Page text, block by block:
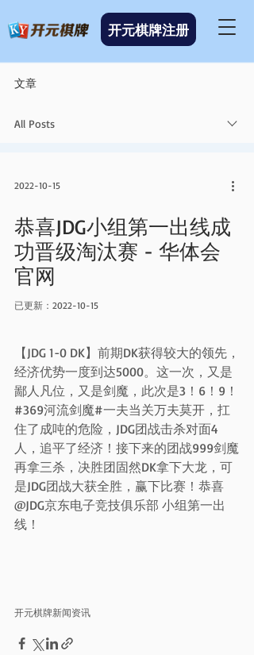
开元棋牌注册
文章
All Posts
2022-10-15
恭喜JDG小组第一出线成
功晋级淘汰赛 - 华体会
官网
已更新： 2022-10-15
【JDG 1-0 DK】前期DK获得较大的领先，
经济优势一度到达5000。这一次，又是
鄙人凡位，又是剑魔，此次是3！6！9！
#369河流剑魔#一夫当关万夫莫开，扛
住了成吨的危险，JDG团战击杀对面4
人，追平了经济！接下来的团战999剑魔
再拿三杀，决胜团固然DK拿下大龙，可
是JDG团战大获全胜，赢下比赛！恭喜
@JDG京东电子竞技俱乐部 小组第一出
线！
开元棋牌新闻资讯